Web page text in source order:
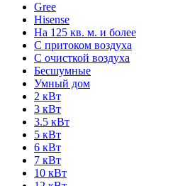
Gree
Hisense
На 125 кв. м. и более
С притоком воздуха
С очисткой воздуха
Бесшумные
Умный дом
2 кВт
3 кВт
3.5 кВт
5 кВт
6 кВт
7 кВт
10 кВт